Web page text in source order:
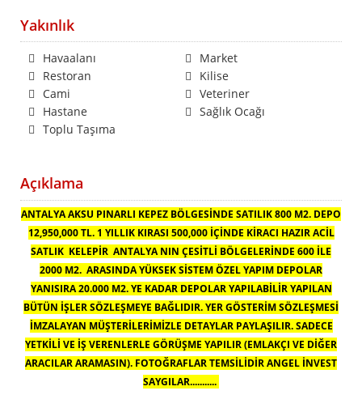
Yakınlık
Havaalanı
Market
Restoran
Kilise
Cami
Veteriner
Hastane
Sağlık Ocağı
Toplu Taşıma
Açıklama
ANTALYA AKSU PINARLI KEPEZ BÖLGESİNDE SATILIK 800 M2. DEPO
12,950,000 TL. 1 YILLIK KIRASI 500,000 İÇİNDE KİRACI HAZIR ACİL
SATLIK KELEPİR ANTALYA NIN ÇESİTLİ BÖLGELERİNDE 600 İLE
2000 M2. ARASINDA YÜKSEK SİSTEM ÖZEL YAPIM DEPOLAR
YANISIRA 20.000 M2. YE KADAR DEPOLAR YAPILABİLİR YAPILAN
BÜTÜN İŞLER SÖZLEŞMEYE BAĞLIDIR. YER GÖSTERİM SÖZLEŞMESİ
İMZALAYAN MÜŞTERİLERİMİZLE DETAYLAR PAYLAŞILIR. SADECE
YETKİLİ VE İŞ VERENLERLE GÖRÜŞME YAPILIR (EMLAKÇI VE DİĞER
ARACILAR ARAMASIN). FOTOĞRAFLAR TEMSİLİDİR ANGEL İNVEST
SAYGILAR...........